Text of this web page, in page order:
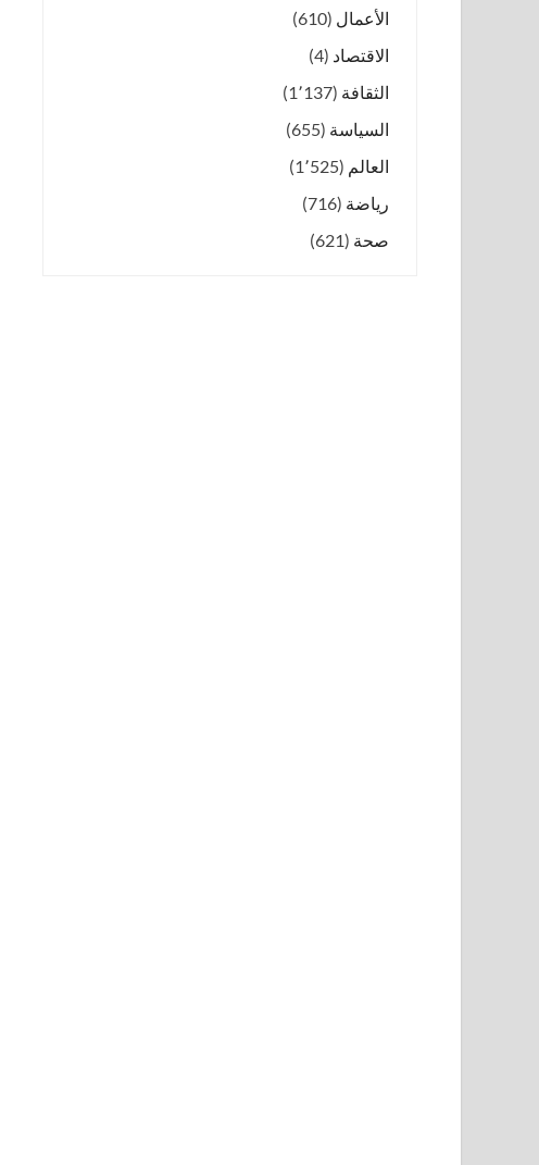
الأعمال (610)
الاقتصاد (4)
الثقافة (1٬137)
السياسة (655)
العالم (1٬525)
رياضة (716)
صحة (621)